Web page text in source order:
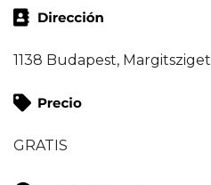
1138 Budapest, Margitsziget
GRATIS